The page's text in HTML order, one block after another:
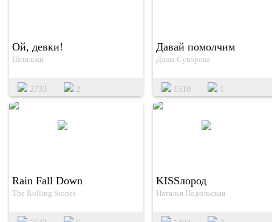
Ой, девки!
Шпильки
2733 2
Давай помолчим
Даша Суворова
1510 1
Rain Fall Down
The Rolling Stones
KISSлород
Наталья Подольская